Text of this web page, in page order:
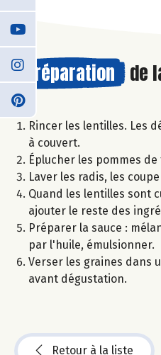
Préparation de
Rincer les lentilles. Les
à couvert.
Éplucher les pommes
Laver les radis, les
Quand les lentilles sont
ajouter le reste des
Préparer la sauce :
par l'huile, émulsionner.
Verser les graines dans
avant dégustation.
Retour à la liste